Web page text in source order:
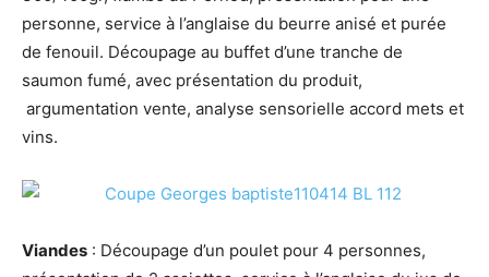
personne, service à l’anglaise du beurre anisé et purée
de fenouil. Découpage au buffet d’une tranche de
saumon fumé, avec présentation du produit,
argumentation vente, analyse sensorielle accord mets et
vins.
Viandes : Découpage d’un poulet pour 4 personnes,